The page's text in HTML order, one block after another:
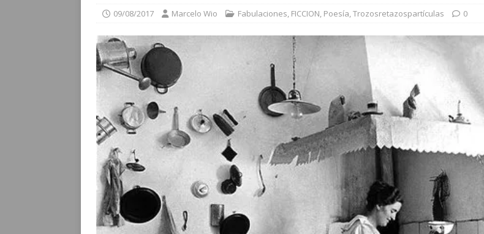
09/08/2017 Marcelo Wio Fabulaciones, FICCION, Poesía,Trozosretazospartículas 0